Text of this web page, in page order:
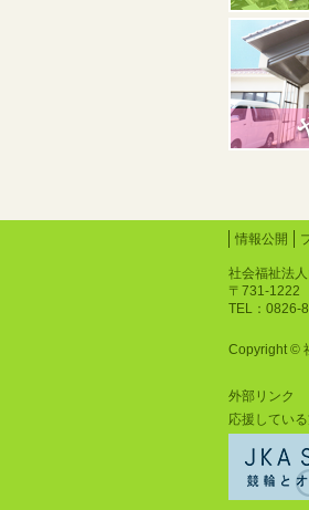
情報公開
社会福祉法
〒731-1222
TEL：
Copyright ©
外部リンク
応援してい